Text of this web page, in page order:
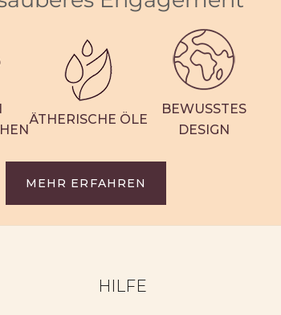
ÄTHERISCHE ÖLE
BEWUSSTES
DESIGN
MEHR ERFAHREN
HILFE